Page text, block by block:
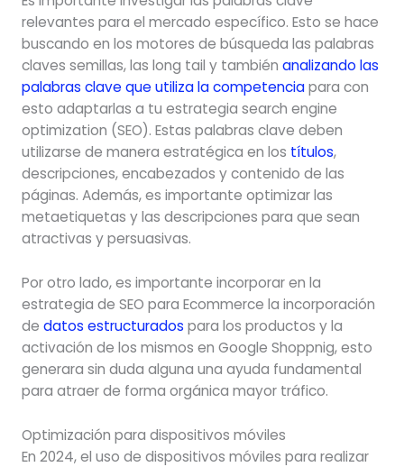
relevantes para el mercado específico. Esto se hace
buscando en los motores de búsqueda las palabras
claves semillas, las long tail y también analizando las
palabras clave que utiliza la competenciapara con
esto adaptarlas a tu estrategia search engine
optimization (SEO). Estas palabras clave deben
utilizarse de manera estratégica en los títulos,
descripciones, encabezados y contenido de las
páginas. Además, es importante optimizar las
metaetiquetas y las descripciones para que sean
atractivas y persuasivas.
Por otro lado, es importante incorporar en la
estrategia de SEO para Ecommerce la incorporación
de datos estructurados para los productos y la
activación de los mismos en Google Shoppnig, esto
generara sin duda alguna una ayuda fundamental
para atraer de forma orgánica mayor tráfico.
Optimización para dispositivos móviles
En 2024, el uso de dispositivos móviles para realizar